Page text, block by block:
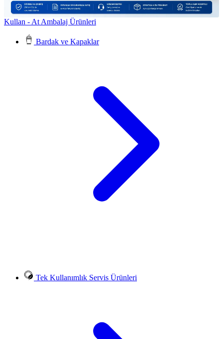
Kullan - At Ambalaj Ürünleri
Bardak ve Kapaklar
Tek Kullanımlık Servis Ürünleri